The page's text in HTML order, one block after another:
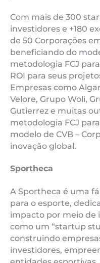
Com mais de 300
investidores e +180
de 50 Corporações
beneficiando do
metodologia FCJ
ROI para seus
Empresas como
Velore, Grupo Woli,
Gutierrez e muitas
metodologia FCJ
modelo de CVB –
inovação global.
Sportheca
A Sportheca é uma
para o esporte,
impacto por meio de
como um “startup
construindo
investidores,